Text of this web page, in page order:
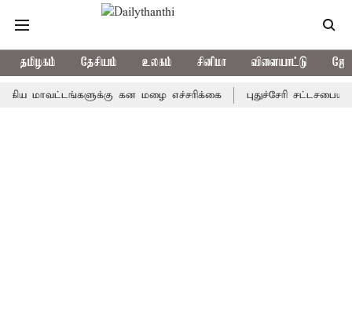
தமிழகம் தேசியம் உலகம் சினிமா விளையாட்டு
கன மழை எச்சரிக்கை புதுச்சேரி சட்டசபையில்